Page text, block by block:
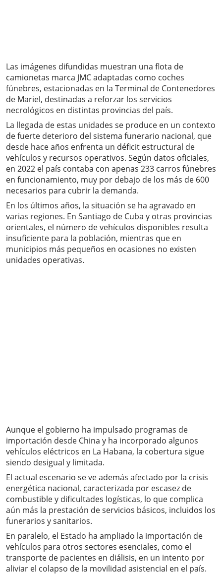
Las imágenes difundidas muestran una flota de
camionetas marca JMC adaptadas como coches
fúnebres, estacionadas en la Terminal de Contenedores
de Mariel, destinadas a reforzar los servicios
necrológicos en distintas provincias del país.
La llegada de estas unidades se produce en un contexto
de fuerte deterioro del sistema funerario nacional, que
desde hace años enfrenta un déficit estructural de
vehículos y recursos operativos. Según datos oficiales,
en 2022 el país contaba con apenas 233 carros fúnebres
en funcionamiento, muy por debajo de los más de 600
necesarios para cubrir la demanda.
En los últimos años, la situación se ha agravado en
varias regiones. En Santiago de Cuba y otras provincias
orientales, el número de vehículos disponibles resulta
insuficiente para la población, mientras que en
municipios más pequeños en ocasiones no existen
unidades operativas.
Aunque el gobierno ha impulsado programas de
importación desde China y ha incorporado algunos
vehículos eléctricos en La Habana, la cobertura sigue
siendo desigual y limitada.
El actual escenario se ve además afectado por la crisis
energética nacional, caracterizada por escasez de
combustible y dificultades logísticas, lo que complica
aún más la prestación de servicios básicos, incluidos los
funerarios y sanitarios.
En paralelo, el Estado ha ampliado la importación de
vehículos para otros sectores esenciales, como el
transporte de pacientes en diálisis, en un intento por
aliviar el colapso de la movilidad asistencial en el país.